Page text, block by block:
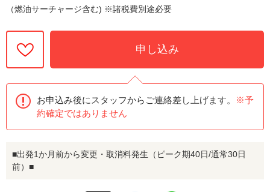
（燃油サーチャージ含む) ※諸税費別途必要
申し込み
お申込み後にスタッフからご連絡差し上げます。
※予
約確定ではありません
■出発1か月前から変更・取消料発生（ピーク期40日/通常30日
前）■